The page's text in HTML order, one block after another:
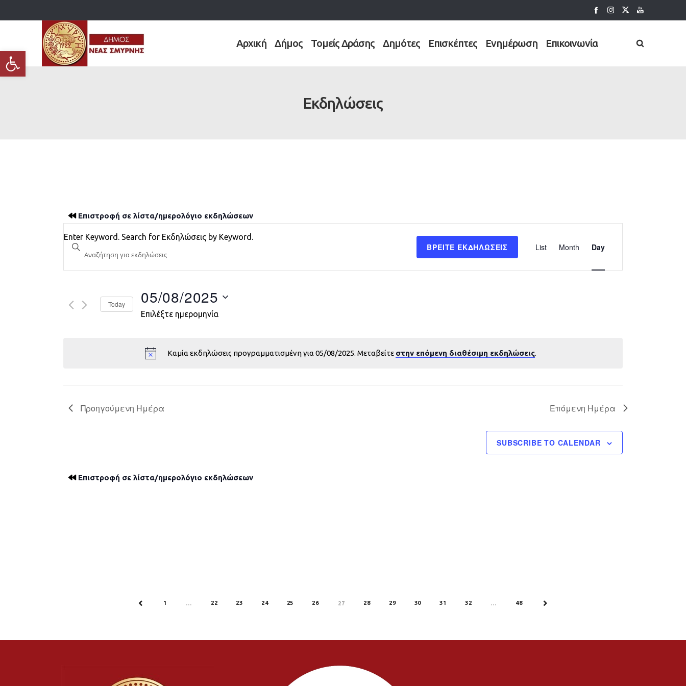
Ανοίξτε τη γραμμή εργαλείων
Αρχική Δήμος Τομείς Δράσης Δημότες Επισκέπτες Ενημέρωση Επικοινωνία
Εκδηλώσεις
Επιστροφή σε λίστα/ημερολόγιο εκδηλώσεων
Καμία εκδηλώσεις προγραμματισμένη για 05/08/2025. Μεταβείτε στην επόμενη διαθέσιμη εκδηλώσεις.
Εκδηλώσεις
Search
and
Navigation
Enter Keyword. Search for Εκδηλώσεις by Keyword.
ΒΡΕΊΤΕ ΕΚΔΗΛΏΣΕΙΣ
Views
Navigation
List Month Day
Today 05/08/2025
Επιλέξτε ημερομηνία
Προηγούμενη Ημέρα Επόμενη Ημέρα
SUBSCRIBE TO CALENDAR
Επιστροφή σε λίστα/ημερολόγιο εκδηλώσεων
1 … 22 23 24 25 26 27 28 29 30 31 32 … 48 NEXT